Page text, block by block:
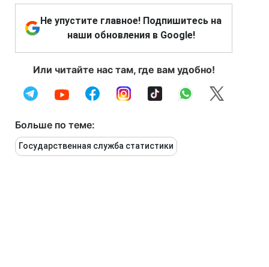
Не упустите главное! Подпишитесь на
наши обновления в Google!
Или читайте нас там, где вам удобно!
Больше по теме:
Государственная служба статистики